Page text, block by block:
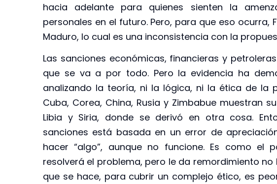
hacia adelante para quienes sienten la
personales en el futuro. Pero, para que eso
Maduro, lo cual es una inconsistencia con la
Las sanciones económicas, financieras y
que se va a por todo. Pero la evidencia ha
analizando la teoría, ni la lógica, ni la ética de la
Cuba, Corea, China, Rusia y Zimbabue muestran
Libia y Siria, donde se derivó en otra cosa.
sanciones está basada en un error de
hacer “algo”, aunque no funcione. Es como el
resolverá el problema, pero le da remordimiento
que se hace, para cubrir un complejo ético, es